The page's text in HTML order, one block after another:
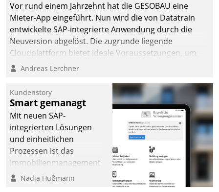
Vor rund einem Jahrzehnt hat die GESOBAU eine
Mieter-App eingeführt. Nun wird die von Datatrain
entwickelte SAP-integrierte Anwendung durch die
Neuversion abgelöst. Die zugrunde liegende
Cloudplattform bietet ideale Voraussetzungen, um
die Funktionalität der App zu erweitern und weitere
integrieren.
Andreas Lerchner
Kundenstory
Smart gemanagt
Mit neuen SAP-
integrierten Lösungen
und einheitlichen
Prozessen ist das
Immobilienmanagement
der Bayerischen
Nadja Hußmann